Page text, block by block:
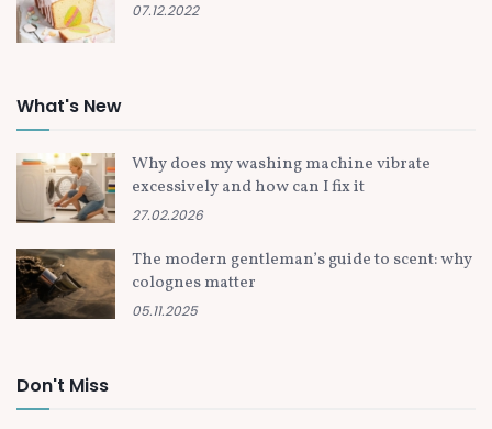
07.12.2022
What's New
Why does my washing machine vibrate
excessively and how can I fix it
27.02.2026
The modern gentleman’s guide to scent: why
colognes matter
05.11.2025
Don't Miss